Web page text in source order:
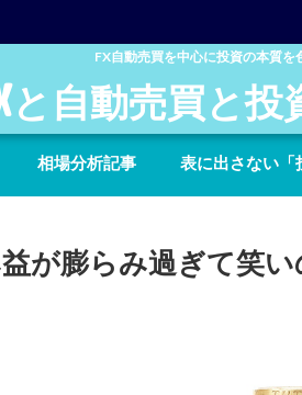
FX自動売買を中心に投資の本質を
と自動売買と投
相場分析記事 表に出さない「
が膨らみ過ぎて笑